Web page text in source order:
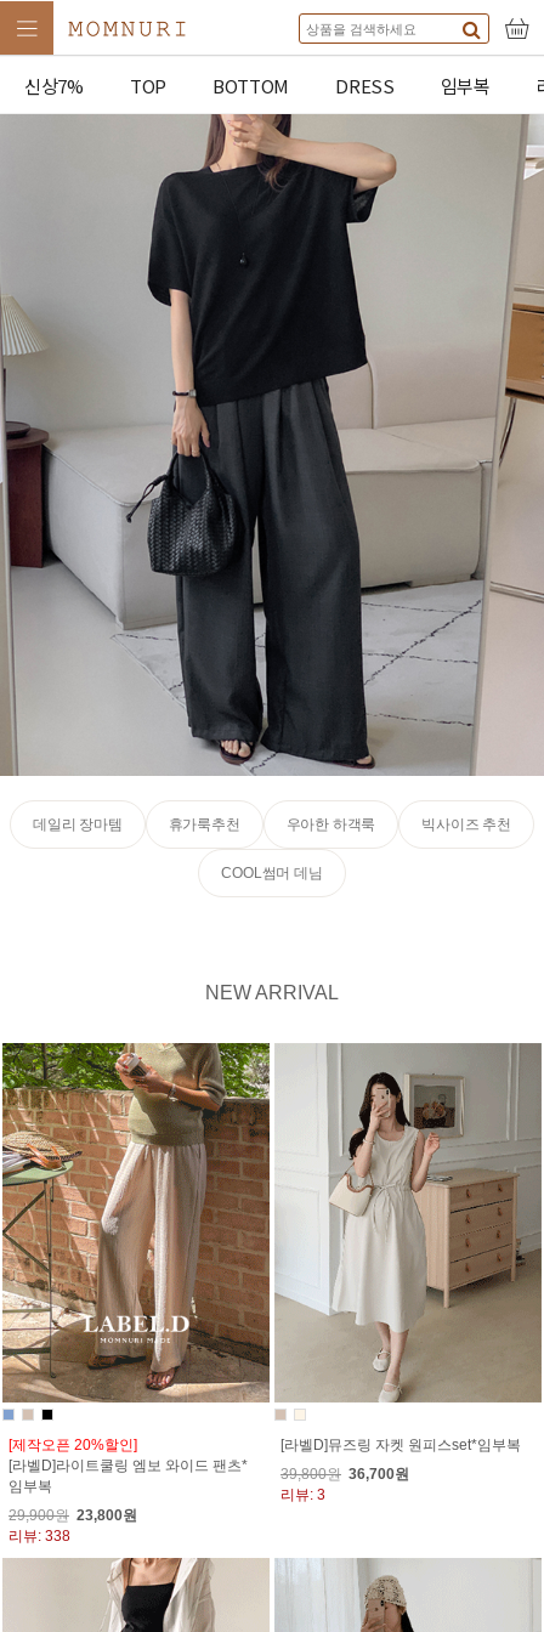
신상7% TOP BOTTOM DRESS 임부복
데일리 장마템 휴가룩추천 우아한 하객룩 빅사이즈 추천
COOL썸머 데님
NEW ARRIVAL
[제작오픈 20%할인]
[라벨D]라이트쿨링 엠보 와이드 팬츠*
임부복
29,900원 23,800원
리뷰: 338
[라벨D]뮤즈링 자켓 원피스set*임부복
39,800원 36,700원
리뷰: 3